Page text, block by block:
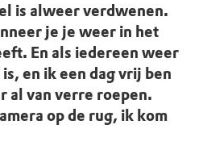
is alweer verdwenen.
je je weer in het
En als iedereen weer
en ik een dag vrij ben
al van verre roepen.
op de rug, ik kom